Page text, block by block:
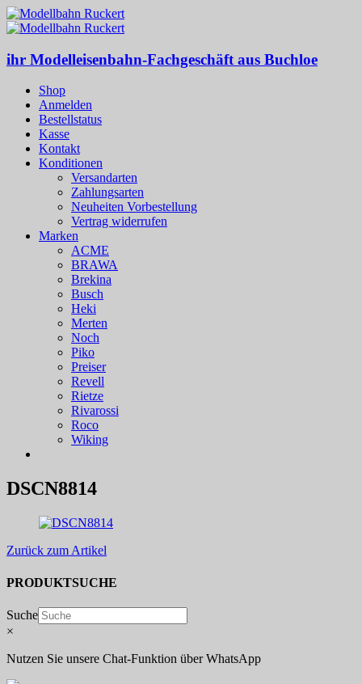
ihr Modelleisenbahn-Fachgeschäft aus Buchloe
Shop
Anmelden
Bestellstatus
Kasse
Kontakt
Konditionen
Versandarten
Zahlungsarten
Neuheiten Vorbestellung
Vertrag widerrufen
Marken
ACME
BRAWA
Brekina
Busch
Heki
Merten
Noch
Piko
Preiser
Revell
Rietze
Rivarossi
Roco
Wiking
DSCN8814
Zurück zum Artikel
PRODUKTSUCHE
Suche
×
Nutzen Sie unsere Chat-Funktion über WhatsApp